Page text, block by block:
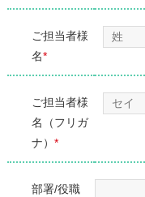
ご担当者様
名*
ご担当者様
名（フリガ
ナ） *
部署/役職